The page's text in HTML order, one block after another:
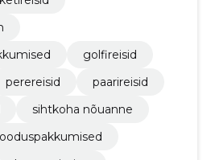
golfireisid
perereisid
paarireisid
sihtkoha nõuanne